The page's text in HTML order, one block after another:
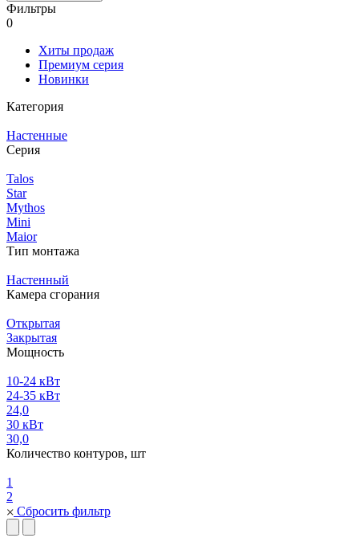
Фильтры
0
Хиты продаж
Премиум серия
Новинки
Категория
Настенные
Серия
Talos
Star
Mythos
Mini
Maior
Тип монтажа
Настенный
Камера сгорания
Открытая
Закрытая
Мощность
10-24 кВт
24-35 кВт
24,0
30 кВт
30,0
Количество контуров, шт
1
2
Сбросить фильтр